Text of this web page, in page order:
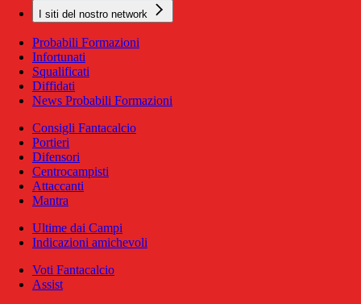
I siti del nostro network
Probabili Formazioni
Infortunati
Squalificati
Diffidati
News Probabili Formazioni
Consigli Fantacalcio
Portieri
Difensori
Centrocampisti
Attaccanti
Mantra
Ultime dai Campi
Indicazioni amichevoli
Voti Fantacalcio
Assist